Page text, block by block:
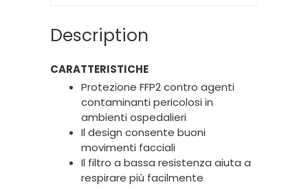
Description
CARATTERISTICHE
Protezione FFP2 contro agenti
contaminanti pericolosi in
ambienti ospedalieri
Il design consente buoni
movimenti facciali
Il filtro a bassa resistenza aiuta a
respirare più facilmente